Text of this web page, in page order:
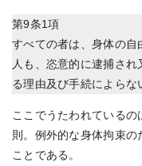
第9条1項
すべての者は、身体の
人も、恣意的に逮捕さ
る理由及び手続によらな
ここでうたわれている
則。例外的な身体拘束の
ことである。